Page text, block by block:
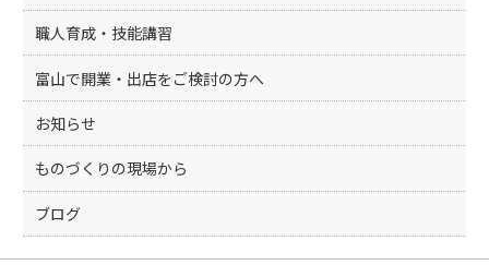
職人育成・技能講習
富山で開業・出店をご検討の方へ
お知らせ
ものづくりの現場から
ブログ